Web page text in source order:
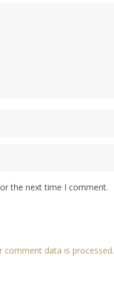
the next time I comment.
comment data is processed.